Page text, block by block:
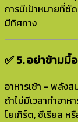
การมีเป้าหมายที่ชั
มีทิศทาง
✅ 5. อย่าข้ามมื้
อาหารเช้า = พลังส
ถ้าไม่มีเวลาทำอาห
โยเกิร์ต, ซีเรียล